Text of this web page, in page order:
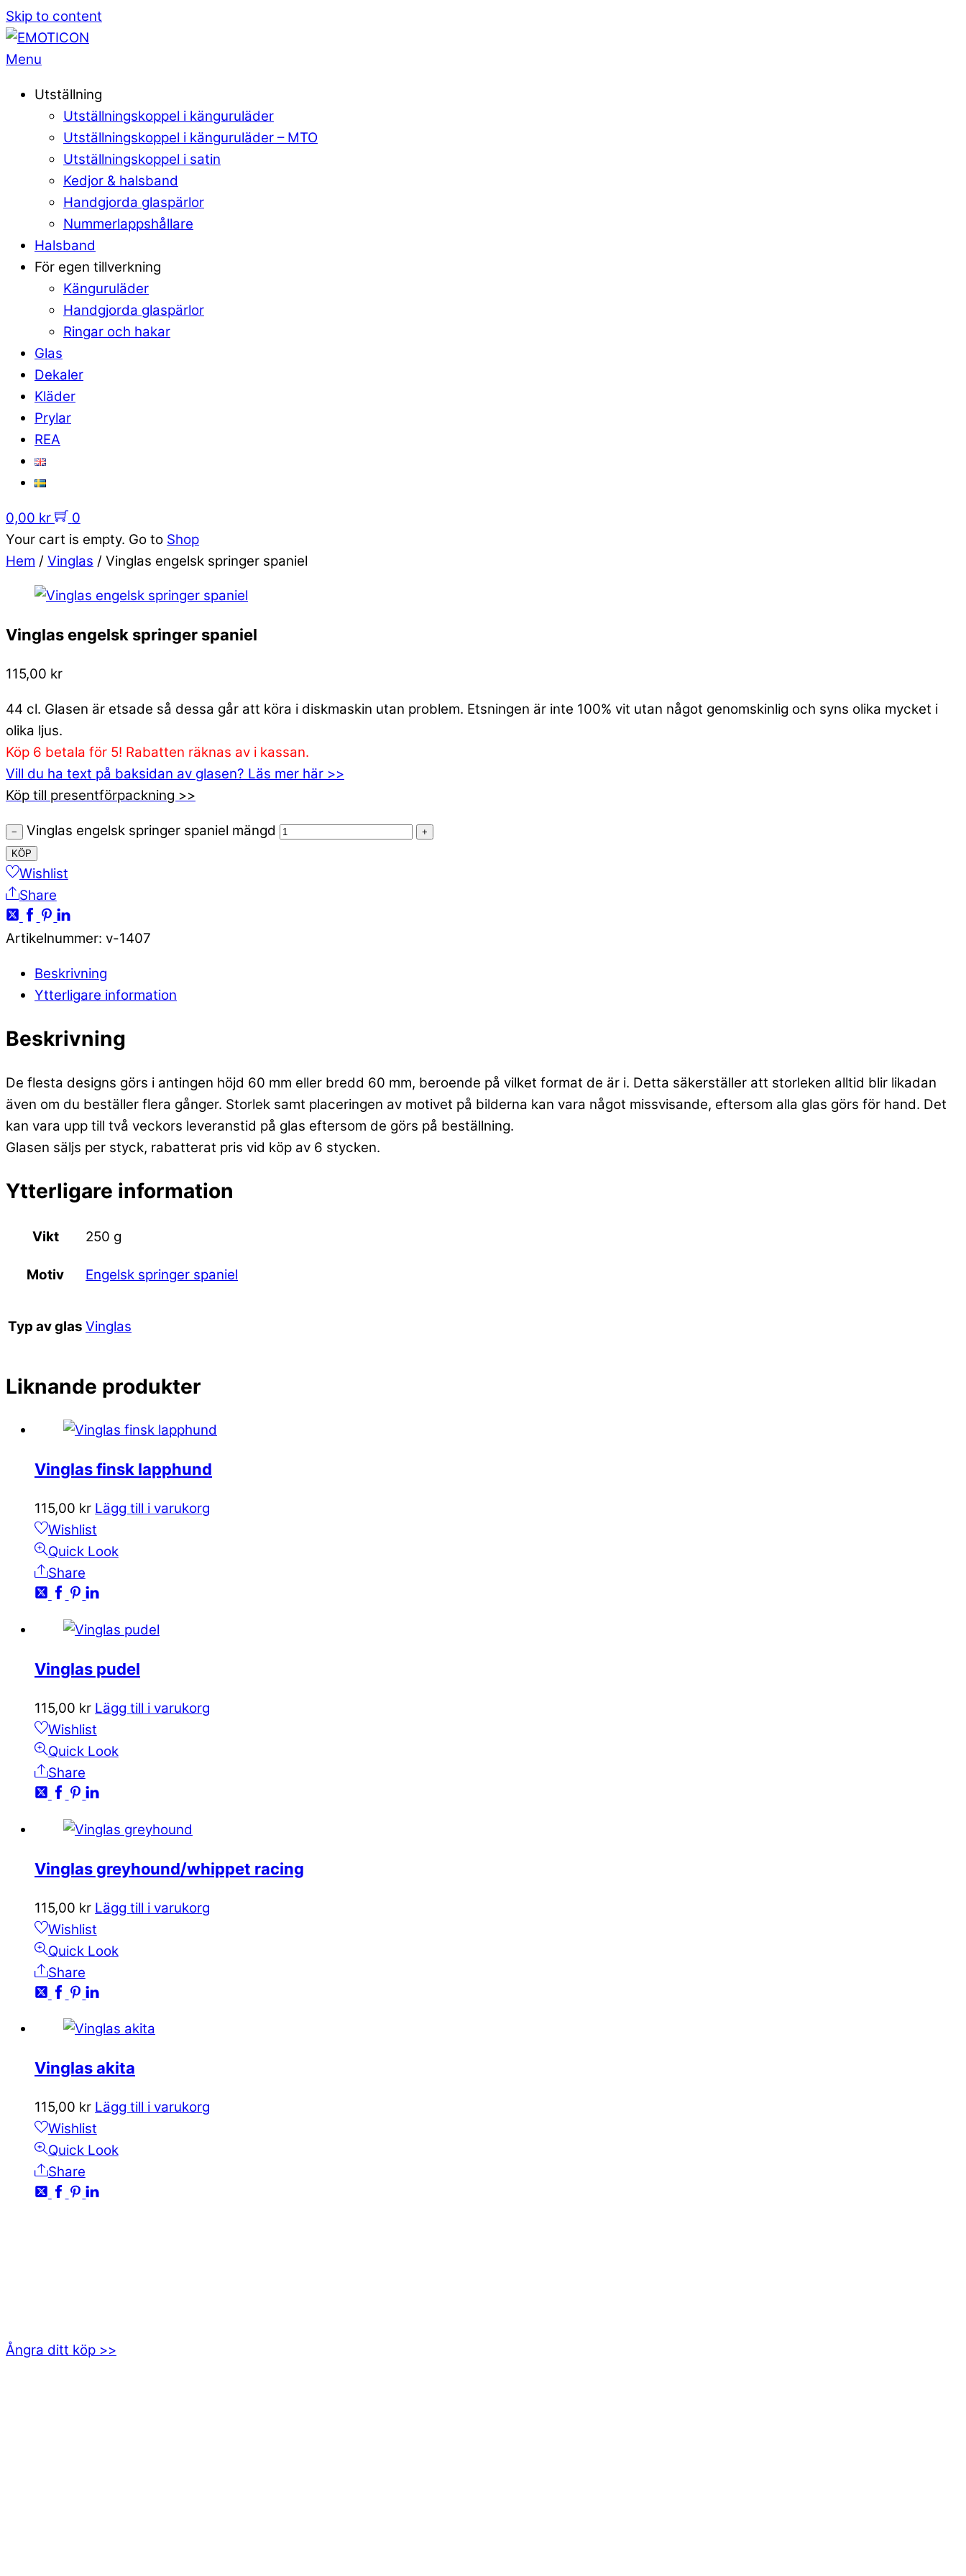
Skip to content
Menu
Utställning
Utställningskoppel i känguruläder
Utställningskoppel i känguruläder – MTO
Utställningskoppel i satin
Kedjor & halsband
Handgjorda glaspärlor
Nummerlappshållare
Halsband
För egen tillverkning
Känguruläder
Handgjorda glaspärlor
Ringar och hakar
Glas
Dekaler
Kläder
Prylar
REA
0,00 kr
0
Your cart is empty. Go to Shop
Hem / Vinglas / Vinglas engelsk springer spaniel
Vinglas engelsk springer spaniel
115,00 kr
44 cl. Glasen är etsade så dessa går att köra i diskmaskin utan problem. Etsningen är inte 100% vit utan något genomskinlig och syns olika mycket i
olika ljus.
Köp 6 betala för 5! Rabatten räknas av i kassan.
Vill du ha text på baksidan av glasen? Läs mer här >>
Köp till presentförpackning >>
− Vinglas engelsk springer spaniel mängd
+
KÖP
Wishlist
Share
Artikelnummer: v-1407
Beskrivning
Ytterligare information
Beskrivning
De flesta designs görs i antingen höjd 60 mm eller bredd 60 mm, beroende på vilket format de är i. Detta säkerställer att storleken alltid blir likadan
även om du beställer flera gånger. Storlek samt placeringen av motivet på bilderna kan vara något missvisande, eftersom alla glas görs för hand. Det
kan vara upp till två veckors leveranstid på glas eftersom de görs på beställning.
Glasen säljs per styck, rabatterat pris vid köp av 6 stycken.
Ytterligare information
Vikt 250 g
Motiv Engelsk springer spaniel
Typ av glas Vinglas
Liknande produkter
Vinglas finsk lapphund
115,00 kr Lägg till i varukorg
Wishlist
Quick Look
Share
Vinglas pudel
115,00 kr Lägg till i varukorg
Wishlist
Quick Look
Share
Vinglas greyhound/whippet racing
115,00 kr Lägg till i varukorg
Wishlist
Quick Look
Share
Vinglas akita
115,00 kr Lägg till i varukorg
Wishlist
Quick Look
Share
Ångra ditt köp >>